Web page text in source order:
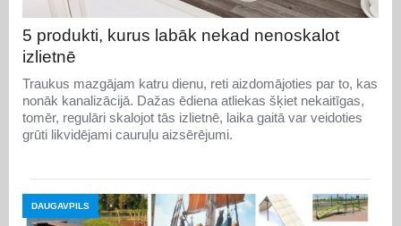
5 produkti, kurus labāk nekad nenoskalot
izlietnē
Traukus mazgājam katru dienu, reti aizdomājoties par to, kas
nonāk kanalizācijā. Dažas ēdiena atliekas šķiet nekaitīgas,
tomēr, regulāri skalojot tās izlietnē, laika gaitā var veidoties
grūti likvidējami cauruļu aizsērējumi.
DAUGAVPILS